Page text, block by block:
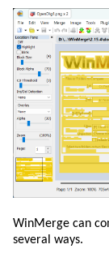
WinMerge can
several ways.